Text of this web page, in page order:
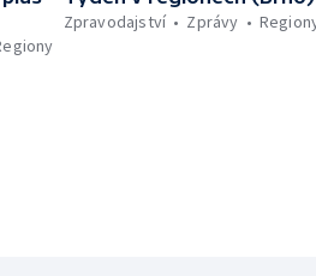
Zpravodajství
Zprávy